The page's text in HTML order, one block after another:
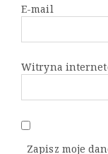
E-mail
Witryna
Zapisz moje